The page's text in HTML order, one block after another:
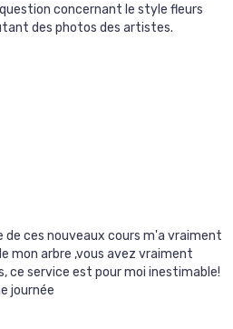
concernant le style fleurs
des photos des artistes.
ces nouveaux cours m'a vraiment
mon arbre ,vous avez vraiment
ce service est pour moi inestimable!
journée